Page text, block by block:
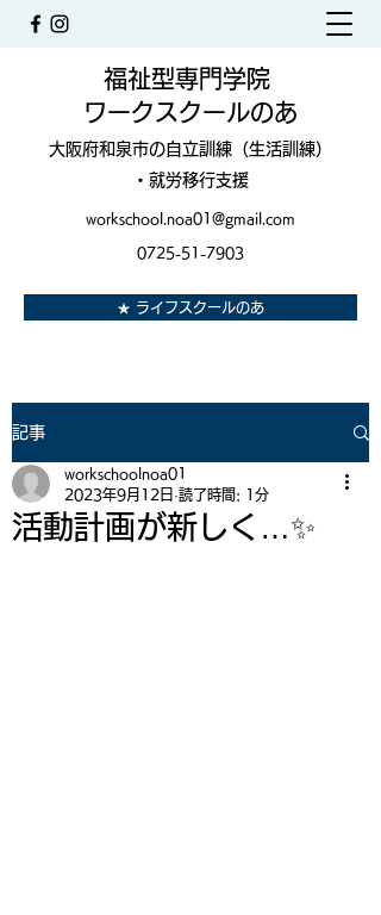
福祉型専門学院
ワークスクールのあ
大阪府和泉市の自立訓練（生活訓練）
・就労移行支援
workschool.noa01@gmail.com
0725-51-7903
★ ライフスクールのあ
記事
活動計画が新しく…✨
workschoolnoa01
2023年9月12日 読了時間: 1分